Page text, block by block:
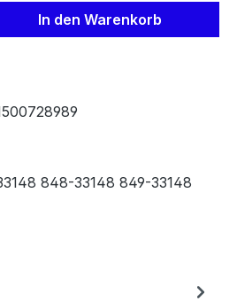
Gib den
In den Warenkorb
848-33148 849-33148